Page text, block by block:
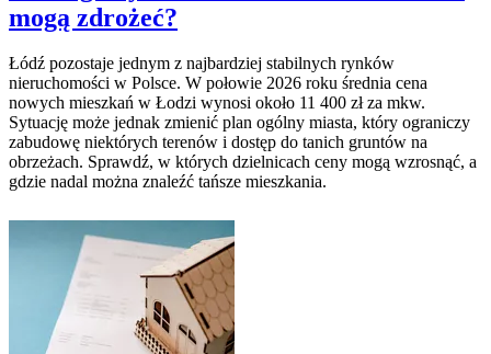
mogą zdrożeć?
Łódź pozostaje jednym z najbardziej stabilnych rynków
nieruchomości w Polsce. W połowie 2026 roku średnia cena
nowych mieszkań w Łodzi wynosi około 11 400 zł za mkw.
Sytuację może jednak zmienić plan ogólny miasta, który ograniczy
zabudowę niektórych terenów i dostęp do tanich gruntów na
obrzeżach. Sprawdź, w których dzielnicach ceny mogą wzrosnąć, a
gdzie nadal można znaleźć tańsze mieszkania.